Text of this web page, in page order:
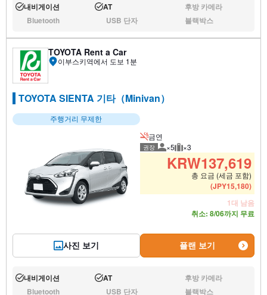
운행:내비게이션 운행:
AT 없음:후방 카메라
없음:Bluetooth 없음:USB 단자 없음:블랙박스
TOYOTA Rent a Car
이부스키역에서 도보 1분
TOYOTA SIENTA 기타（Minivan）
주행거리 무제한
사진 보기
금연
권장 권장 탑승 인원
×5 권장 수하물
×3
KRW137,619
총 요금 (세금 포함)
(JPY15,180)
1대 남음
취소: 8/06까지 무료
플랜 보기
운행:내비게이션 운행:
AT 없음:후방 카메라
Bluetooth USB 단자 블랙박스